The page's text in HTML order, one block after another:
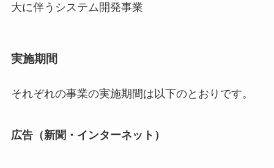
大に伴うシステム開発事業
実施期間
それぞれの事業の実施期間は以下のとおりです。
広告（新聞・インターネット）